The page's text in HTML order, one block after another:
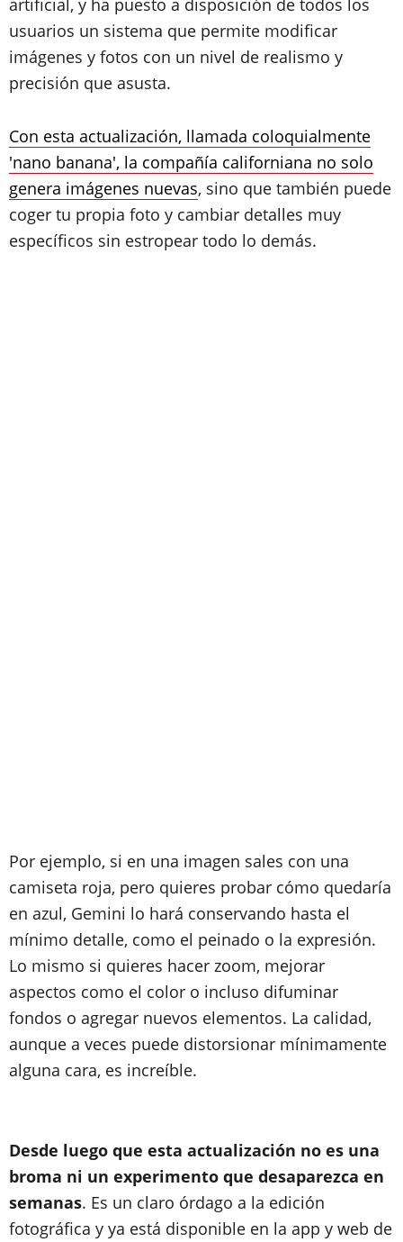
artificial, y ha puesto a disposición de todos los
usuarios un sistema que permite modificar
imágenes y fotos con un nivel de realismo y
precisión que asusta.
Con esta actualización, llamada coloquialmente
'nano banana', la compañía californiana no solo
genera imágenes nuevas, sino que también puede
coger tu propia foto y cambiar detalles muy
específicos sin estropear todo lo demás.
Por ejemplo, si en una imagen sales con una
camiseta roja, pero quieres probar cómo quedaría
en azul, Gemini lo hará conservando hasta el
mínimo detalle, como el peinado o la expresión.
Lo mismo si quieres hacer zoom, mejorar
aspectos como el color o incluso difuminar
fondos o agregar nuevos elementos. La calidad,
aunque a veces puede distorsionar mínimamente
alguna cara, es increíble.
Desde luego que esta actualización no es una
broma ni un experimento que desaparezca en
semanas. Es un claro órdago a la edición
fotográfica y ya está disponible en la app y web de